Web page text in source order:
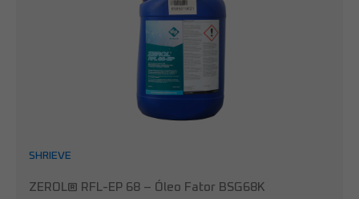
SHRIEVE
ZEROL® RFL-EP 68 – Óleo Fator BSG68K